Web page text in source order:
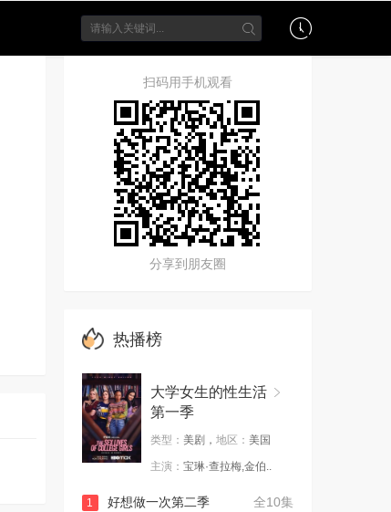
扫码用手机观看
分享到朋友圈
热播榜
大学女生的性生活
第一季
类型： 美剧， 地区： 美国
主演： 宝琳·查拉梅,金伯..
全10集
1
好想做一次第二季